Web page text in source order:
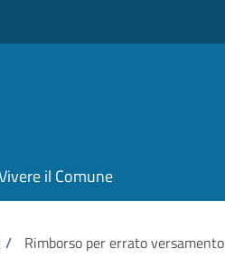
il Comune
/ Rimborso per errato versamento